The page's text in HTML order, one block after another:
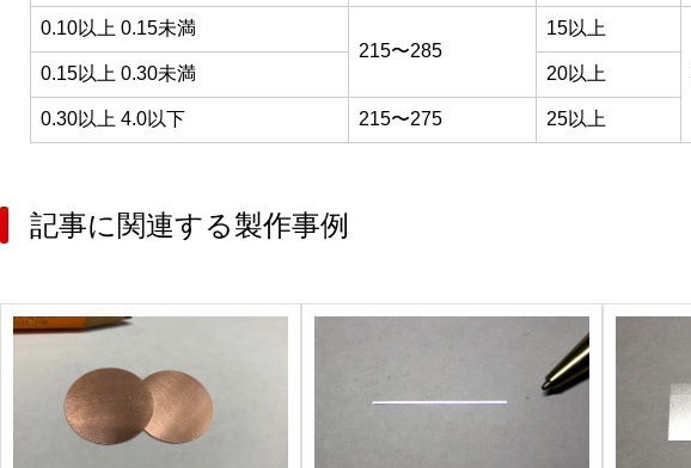
0.10以上 0.15未満
215〜285
15以上
0.15以上 0.30未満 20以上
0.30以上 4.0以下 215〜275 25以上
記事に関連する製作事例